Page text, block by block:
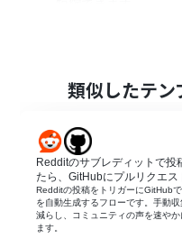
■フローボットの流れ
DriveをYoomと連携し
次に、トリガーで
チする投稿が行われ
す。
次に、オペレーショ
容を「要約する」ア
続けて、オペレーシ
類似したテン
Redditのサブレディットで投
たら、GitHubにプルリクエス
Redditの投稿をトリガーにGitHub
を自動生成するフローです。手動
減らし、コミュニティの声を速や
ます。